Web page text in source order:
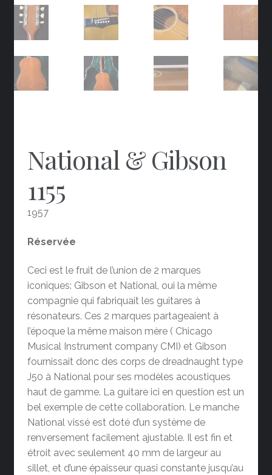
National & Gibson
1155
1957
Réservée
Ceci est le fruit de l’union de 2 marques
iconiques: Gibson et National, oui la même
compagnie qui fabriquait les guitares à
résonateurs. Ces 2 marques partageaient à
l’époque la même maison mère ( Chicago
Musical Instrument company CMI) et Gibson
fournissait donc des corps de dreadnaught type
J50 à National pour ses modèles acoustiques
haut de gamme. La guitare ici en question est un
bel exemple de cette collaboration. Le manche
National vissé est doté d’un système de
renversement facilement ajustable. Il est fin et
étroit avec seulement 40 mm de largeur au
sillet, et d’une épaisseur quasi constante jusqu’au